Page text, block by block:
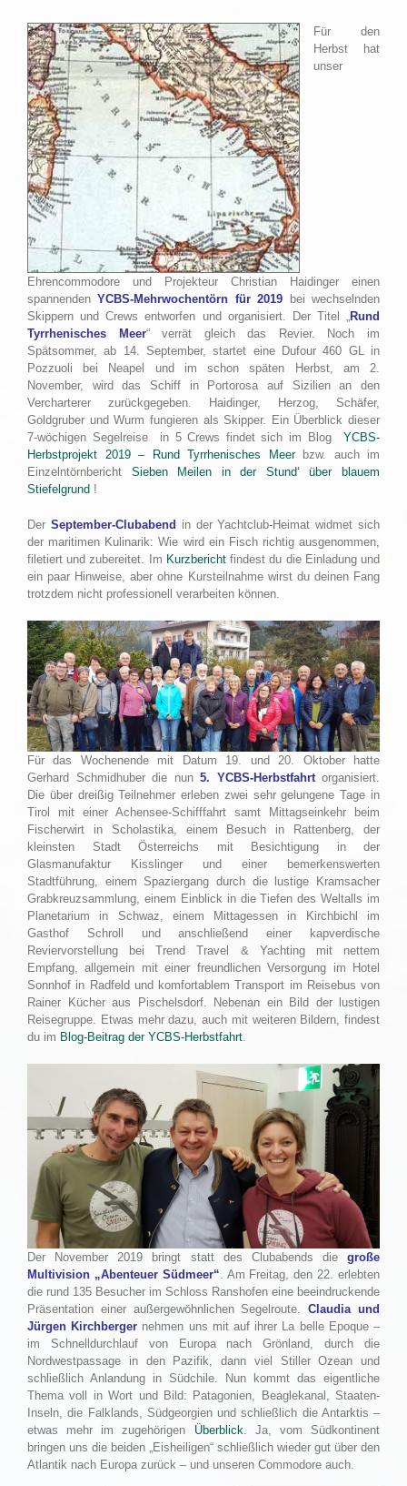
Für den
Herbst hat
unser
Ehrencommodore und Projekteur Christian Haidinger einen
spannendenYCBS-Mehrwochentörn für 2019 bei wechselnden
Skippern und Crews entworfen und organisiert. Der Titel „
Rund
Tyrrhenisches Meer“ verrät gleich das Revier. Noch im
Spätsommer, ab 14. September, startet eine Dufour 460 GL in
Pozzuoli bei Neapel und im schon späten Herbst, am 2.
November, wird das Schiff in Portorosa auf Sizilien an den
Vercharterer zurückgegeben. Haidinger, Herzog, Schäfer,
Goldgruber und Wurm fungieren als Skipper. Ein Überblick dieser
7-wöchigen Segelreise in 5 Crews findet sich im Blog YCBS-
Herbstprojekt 2019 – Rund Tyrrhenisches Meerbzw. auch im
Einzelntörnbericht Sieben Meilen in der Stund‘ über blauem
Stiefelgrund !
Der September-Clubabend in der Yachtclub-Heimat widmet sich
der maritimen Kulinarik: Wie wird ein Fisch richtig ausgenommen,
filetiert und zubereitet. Im Kurzberichtfindest du die Einladung und
ein paar Hinweise, aber ohne Kursteilnahme wirst du deinen Fang
trotzdem nicht professionell verarbeiten können.
Für das Wochenende mit Datum 19. und 20. Oktober hatte
Gerhard Schmidhuber die nun 5. YCBS-Herbstfahrtorganisiert.
Die über dreißig Teilnehmer erleben zwei sehr gelungene Tage in
Tirol mit einer Achensee-Schifffahrt samt Mittagseinkehr beim
Fischerwirt in Scholastika, einem Besuch in Rattenberg, der
kleinsten Stadt Österreichs mit Besichtigung in der
Glasmanufaktur Kisslinger und einer bemerkenswerten
Stadtführung, einem Spaziergang durch die lustige Kramsacher
Grabkreuzsammlung, einem Einblick in die Tiefen des Weltalls im
Planetarium in Schwaz, einem Mittagessen in Kirchbichl im
Gasthof Schroll und anschließend einer kapverdische
Reviervorstellung bei Trend Travel & Yachting mit nettem
Empfang, allgemein mit einer freundlichen Versorgung im Hotel
Sonnhof in Radfeld und komfortablem Transport im Reisebus von
Rainer Kücher aus Pischelsdorf. Nebenan ein Bild der lustigen
Reisegruppe. Etwas mehr dazu, auch mit weiteren Bildern, findest
du im Blog-Beitrag der YCBS-Herbstfahrt
Der November 2019 bringt statt des Clubabends die große
Multivision „Abenteuer Südmeer“. Am Freitag, den 22. erlebten
die rund 135 Besucher im Schloss Ranshofen eine beeindruckende
Präsentation einer außergewöhnlichen Segelroute.Claudia und
Jürgen Kirchberger nehmen uns mit auf ihrer La belle Epoque –
im Schnelldurchlauf von Europa nach Grönland, durch die
Nordwestpassage in den Pazifik, dann viel Stiller Ozean und
schließlich Anlandung in Südchile. Nun kommt das eigentliche
Thema voll in Wort und Bild: Patagonien, Beaglekanal, Staaten-
Inseln, die Falklands, Südgeorgien und schließlich die Antarktis –
etwas mehr im zugehörigen Überblick. Ja, vom Südkontinent
bringen uns die beiden „Eisheiligen“ schließlich wieder gut über den
Atlantik nach Europa zurück – und unseren Commodore auch.